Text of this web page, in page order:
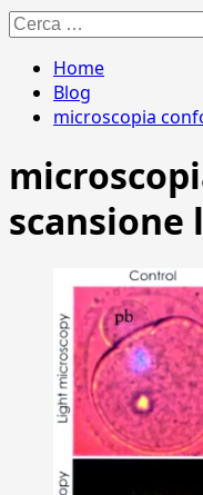
Ricerca
per:
Home
Blog
microscopia
scansione